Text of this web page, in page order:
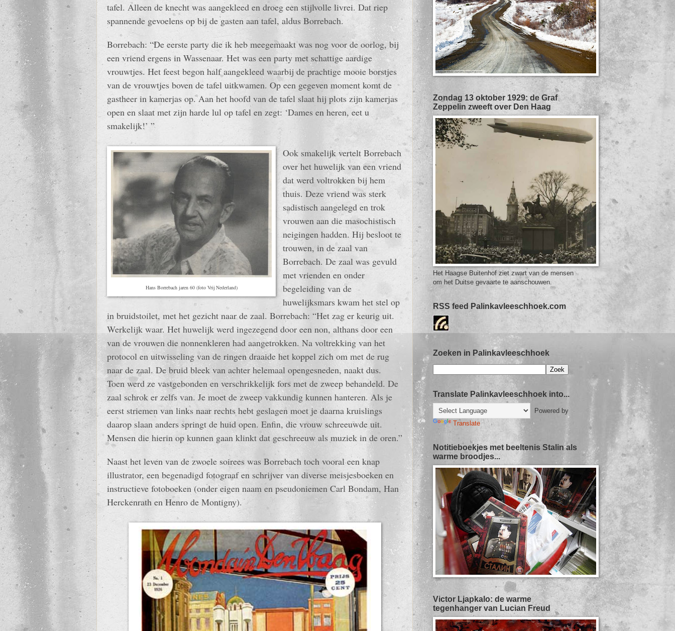
tafel. Alleen de knecht was aangekleed en droeg een stijlvolle livrei. Dat riep
spannende gevoelens op bij de gasten aan tafel, aldus Borrebach.
Borrebach: “De eerste party die ik heb meegemaakt was nog voor de oorlog, bij
een vriend ergens in Wassenaar. Het was een party met schattige aardige
vrouwtjes. Het feest begon half aangekleed waarbij de prachtige mooie borstjes
van de vrouwtjes boven de tafel uitkwamen. Op een gegeven moment komt de
gastheer in kamerjas op. Aan het hoofd van de tafel slaat hij plots zijn kamerjas
open en slaat met zijn harde lul op tafel en zegt: ‘Dames en heren, eet u
smakelijk!’ ”
Hans Borrebach jaren 60 (foto Vrij Nederland)
Ook smakelijk vertelt Borrebach
over het huwelijk van een vriend
dat werd voltrokken bij hem
thuis. Deze vriend was sterk
sadistisch aangelegd en trok
vrouwen aan die masochistisch
neigingen hadden. Hij besloot te
trouwen, in de zaal van
Borrebach. De zaal was gevuld
met vrienden en onder
begeleiding van de
huwelijksmars kwam het stel op
in bruidstoilet, met het gezicht naar de zaal. Borrebach: “Het zag er keurig uit.
Werkelijk waar. Het huwelijk werd ingezegend door een non, althans door een
van de vrouwen die nonnenkleren had aangetrokken. Na voltrekking van het
protocol en uitwisseling van de ringen draaide het koppel zich om met de rug
naar de zaal. De bruid bleek van achter helemaal opengesneden, naakt dus.
Toen werd ze vastgebonden en verschrikkelijk fors met de zweep behandeld. De
zaal schrok er zelfs van. Je moet de zweep vakkundig kunnen hanteren. Als je
eerst striemen van links naar rechts hebt geslagen moet je daarna kruislings
daarop slaan anders springt de huid open. Enfin, die vrouw schreeuwde uit.
Mensen die hierin op kunnen gaan klinkt dat geschreeuw als muziek in de oren.”
Naast het leven van de zwoele soirees was Borrebach toch vooral een knap
illustrator, een begenadigd fotograaf en schrijver van diverse meisjesboeken en
instructieve fotoboeken (onder eigen naam en pseudoniemen Carl Bondam, Han
Herckenrath en Henro de Montigny).
Zondag 13 oktober 1929: de Graf
Zeppelin zweeft over Den Haag
Het Haagse Buitenhof ziet zwart van de mensen
om het Duitse gevaarte te aanschouwen.
RSS feed Palinkavleeschhoek.com
Zoeken in Palinkavleeschhoek
Translate Palinkavleeschhoek into...
Powered by
Translate
Notitieboekjes met beeltenis Stalin als
warme broodjes...
Victor Ljapkalo: de warme
tegenhanger van Lucian Freud